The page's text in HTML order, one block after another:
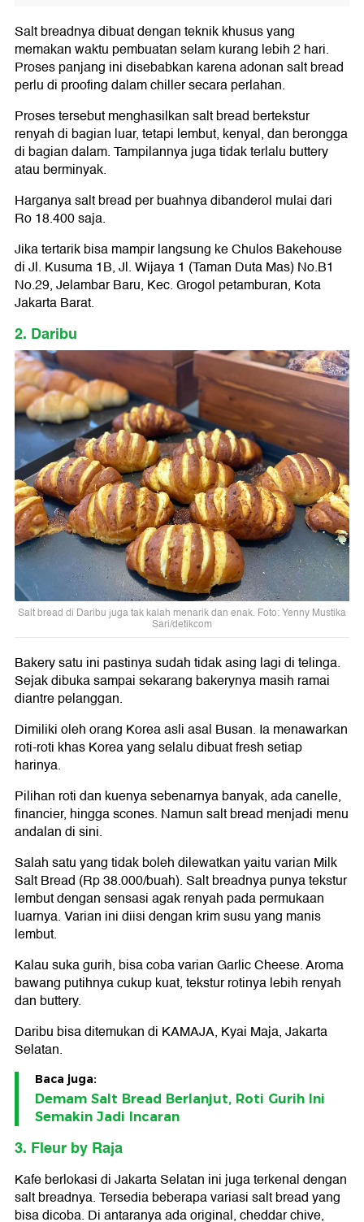
Salt breadnya dibuat dengan teknik khusus yang
memakan waktu pembuatan selam kurang lebih 2 hari.
Proses panjang ini disebabkan karena adonan salt bread
perlu di proofing dalam chiller secara perlahan.
Proses tersebut menghasilkan salt bread bertekstur
renyah di bagian luar, tetapi lembut, kenyal, dan berongga
di bagian dalam. Tampilannya juga tidak terlalu buttery
atau berminyak.
Harganya salt bread per buahnya dibanderol mulai dari
Ro 18.400 saja.
Jika tertarik bisa mampir langsung ke Chulos Bakehouse
di Jl. Kusuma 1B, Jl. Wijaya 1 (Taman Duta Mas) No.B1
No.29, Jelambar Baru, Kec. Grogol petamburan, Kota
Jakarta Barat.
2. Daribu
Salt bread di Daribu juga tak kalah menarik dan enak. Foto: Yenny Mustika
Sari/detikcom
Bakery satu ini pastinya sudah tidak asing lagi di telinga.
Sejak dibuka sampai sekarang bakerynya masih ramai
diantre pelanggan.
Dimiliki oleh orang Korea asli asal Busan. Ia menawarkan
roti-roti khas Korea yang selalu dibuat fresh setiap
harinya.
Pilihan roti dan kuenya sebenarnya banyak, ada canelle,
financier, hingga scones. Namun salt bread menjadi menu
andalan di sini.
Salah satu yang tidak boleh dilewatkan yaitu varian Milk
Salt Bread (Rp 38.000/buah). Salt breadnya punya tekstur
lembut dengan sensasi agak renyah pada permukaan
luarnya. Varian ini diisi dengan krim susu yang manis
lembut.
Kalau suka gurih, bisa coba varian Garlic Cheese. Aroma
bawang putihnya cukup kuat, tekstur rotinya lebih renyah
dan buttery.
Daribu bisa ditemukan di KAMAJA, Kyai Maja, Jakarta
Selatan.
Baca juga:
Demam Salt Bread Berlanjut, Roti Gurih Ini
Semakin Jadi Incaran
3. Fleur by Raja
Kafe berlokasi di Jakarta Selatan ini juga terkenal dengan
salt breadnya. Tersedia beberapa variasi salt bread yang
bisa dicoba. Di antaranya ada original, cheddar chive,